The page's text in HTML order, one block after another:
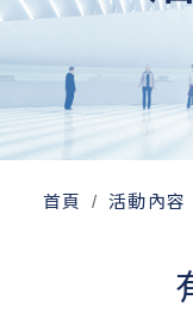
首頁 活動內容